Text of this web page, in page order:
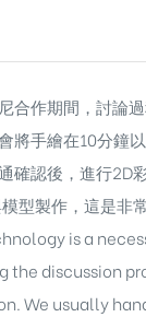
合作期間，討論
將手繪在10分鐘
確認後，進行2D
型製作，這是非
is a
the discussion
We usually